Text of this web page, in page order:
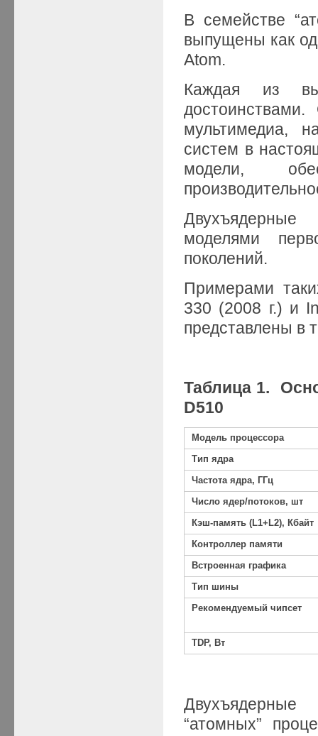
В семействе
выпущены как
Atom.
Каждая из
мультимедиа,
систем в
модели,
моделями
поколений.
Примерами
330 (2008 г.) и
представлены в
Таблица 1.
D510
Модель процессора
Тип ядра
Частота ядра, ГГц
Число ядер/потоков, шт
Кэш-память (L1+L2), Кбайт
Контроллер памяти
Встроенная графика
Тип шины
Рекомендуемый чипсет
TDP, Вт
“атомных”